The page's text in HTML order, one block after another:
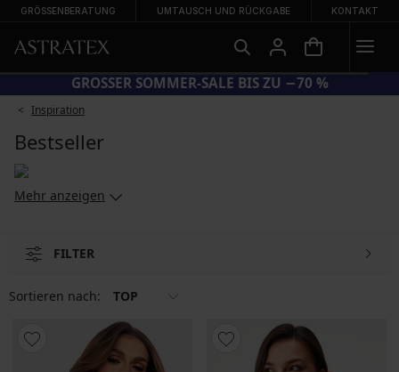
GRÖSSENBERATUNG UMTAUSCH UND RÜCKGABE KONTAKT
CODE BRA20 = BHs −20 %
Inspiration
Bestseller
Mehr anzeigen
FILTER
Sortieren nach: TOP